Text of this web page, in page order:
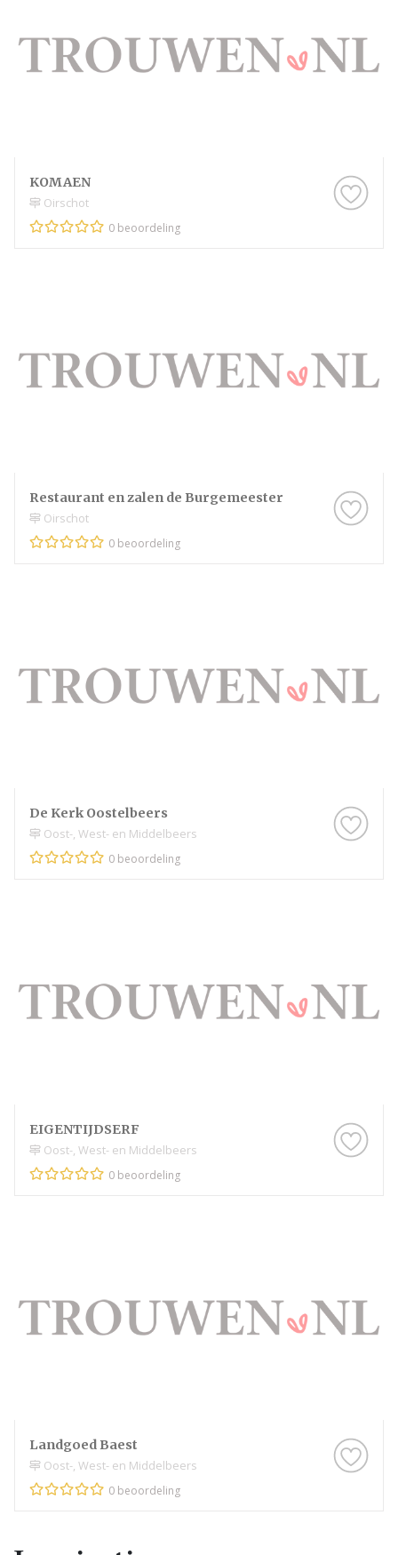
KOMAEN
Oirschot
0 beoordeling
Restaurant en zalen de Burgemeester
Oirschot
0 beoordeling
De Kerk Oostelbeers
Oost-, West- en Middelbeers
0 beoordeling
EIGENTIJDSERF
Oost-, West- en Middelbeers
0 beoordeling
Landgoed Baest
Oost-, West- en Middelbeers
0 beoordeling